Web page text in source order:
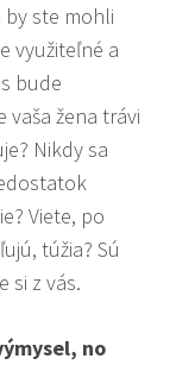
by ste mohli
využiteľné a
bude
vaša žena trávi
Nikdy sa
Viete, po
túžia? Sú
si z vás.
no